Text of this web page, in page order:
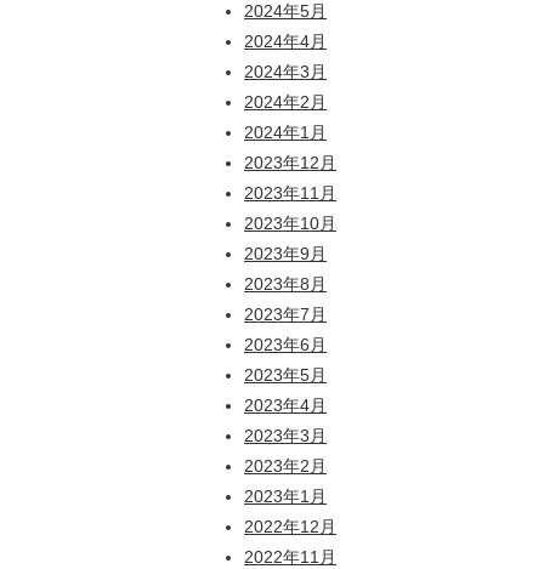
2024年5月
2024年4月
2024年3月
2024年2月
2024年1月
2023年12月
2023年11月
2023年10月
2023年9月
2023年8月
2023年7月
2023年6月
2023年5月
2023年4月
2023年3月
2023年2月
2023年1月
2022年12月
2022年11月